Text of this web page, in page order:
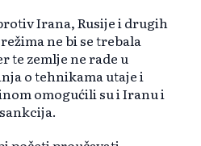
Irana, Rusije i drugih
ne bi se trebala
te zemlje ne rade u
o tehnikama utaje i
omogućili su i Iranu i